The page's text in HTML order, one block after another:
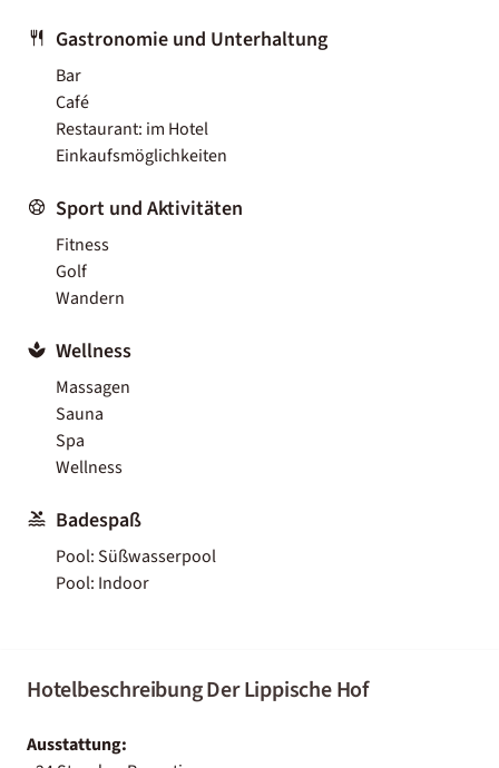
Gastronomie und Unterhaltung
Bar
Café
Restaurant: im Hotel
Einkaufsmöglichkeiten
Sport und Aktivitäten
Fitness
Golf
Wandern
Wellness
Massagen
Sauna
Spa
Wellness
Badespaß
Pool: Süßwasserpool
Pool: Indoor
Hotelbeschreibung Der Lippische Hof
Ausstattung: